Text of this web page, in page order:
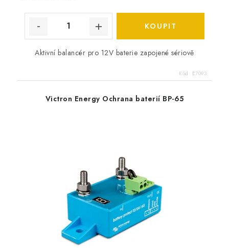
Aktivní balancér pro 12V baterie zapojené sériově
Kód: E7093
Victron Energy Ochrana baterií BP-65